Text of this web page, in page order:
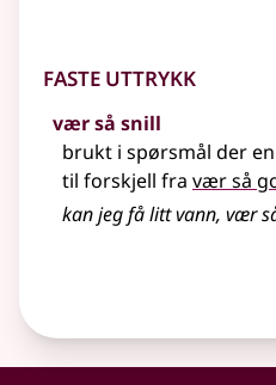
Faste uttrykk
vær så snill
brukt i spørsmål der
til forskjell fra vær så
kan jeg få litt vann, vær